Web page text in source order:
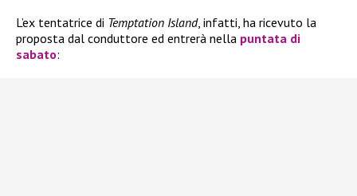
L’ex tentatrice di Temptation Island, infatti, ha ricevuto la
proposta dal conduttore ed entrerà nella puntata di
sabato: